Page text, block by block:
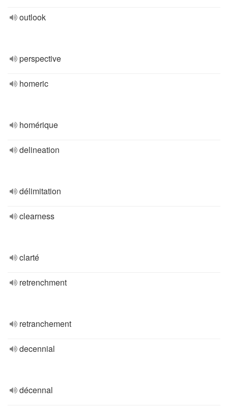
outlook
perspective
homeric
homérique
delineation
délimitation
clearness
clarté
retrenchment
retranchement
decennial
décennal